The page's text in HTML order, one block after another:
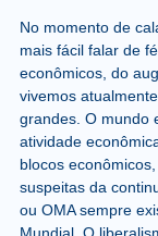
No momento de
mais fácil falar de
econômicos, do
vivemos
grandes. O mundo
atividade
blocos
suspeitas da
ou OMA sempre